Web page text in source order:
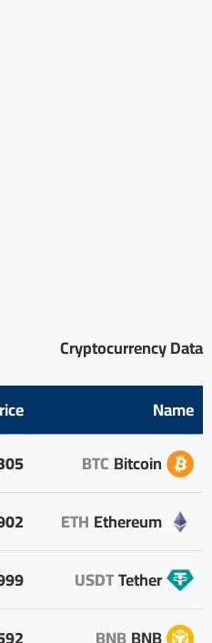
Cryptocurrency Data
Name
Bitcoin
BTC
Ethereum
ETH
Tether
USDT